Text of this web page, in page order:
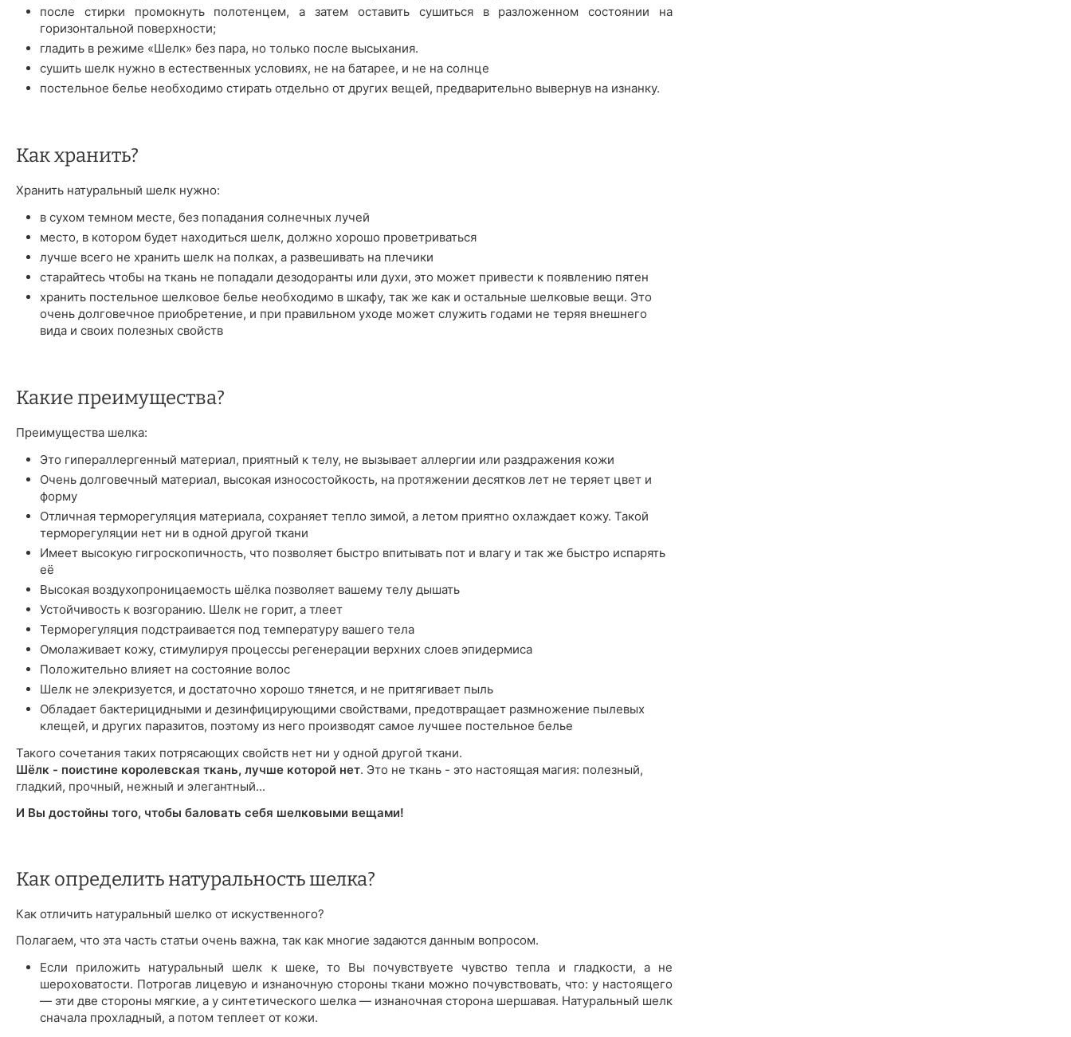
после стирки промокнуть полотенцем, а затем оставить сушиться в разложенном состоянии на
горизонтальной поверхности;
гладить в режиме «Шелк» без пара, но только после высыхания.
сушить шелк нужно в естественных условиях, не на батарее, и не на солнце
постельное белье необходимо стирать отдельно от других вещей, предварительно вывернув на изнанку.
Как хранить?
Хранить натуральный шелк нужно:
в сухом темном месте, без попадания солнечных лучей
место, в котором будет находиться шелк, должно хорошо проветриваться
лучше всего не хранить шелк на полках, а развешивать на плечики
старайтесь чтобы на ткань не попадали дезодоранты или духи, это может привести к появлению пятен
хранить постельное шелковое белье необходимо в шкафу, так же как и остальные шелковые вещи. Это
очень долговечное приобретение, и при правильном уходе может служить годами не теряя внешнего
вида и своих полезных свойств
Какие преимущества?
Преимущества шелка:
Это гипераллергенный материал, приятный к телу, не вызывает аллергии или раздражения кожи
Очень долговечный материал, высокая износостойкость, на протяжении десятков лет не теряет цвет и
форму
Отличная терморегуляция материала, сохраняет тепло зимой, а летом приятно охлаждает кожу. Такой
терморегуляции нет ни в одной другой ткани
Имеет высокую гигроскопичность, что позволяет быстро впитывать пот и влагу и так же быстро испарять
её
Высокая воздухопроницаемость шёлка позволяет вашему телу дышать
Устойчивость к возгоранию. Шелк не горит, а тлеет
Терморегуляция подстраивается под температуру вашего тела
Омолаживает кожу, стимулируя процессы регенерации верхних слоев эпидермиса
Положительно влияет на состояние волос
Шелк не элекризуется, и достаточно хорошо тянется, и не притягивает пыль
Обладает бактерицидными и дезинфицирующими свойствами, предотвращает размножение пылевых
клещей, и других паразитов, поэтому из него производят самое лучшее постельное белье
Такого сочетания таких потрясающих свойств нет ни у одной другой ткани.
Шёлк - поистине королевская ткань, лучше которой нет. Это не ткань - это настоящая магия: полезный,
гладкий, прочный, нежный и элегантный...
И Вы достойны того, чтобы баловать себя шелковыми вещами!
Как определить натуральность шелка?
Как отличить натуральный шелко от искуственного?
Полагаем, что эта часть статьи очень важна, так как многие задаются данным вопросом.
Если приложить натуральный шелк к шеке, то Вы почувствуете чувство тепла и гладкости, а не
шероховатости. Потрогав лицевую и изнаночную стороны ткани можно почувствовать, что: у настоящего
— эти две стороны мягкие, а у синтетического шелка — изнаночная сторона шершавая. Натуральный шелк
сначала прохладный, а потом теплеет от кожи.